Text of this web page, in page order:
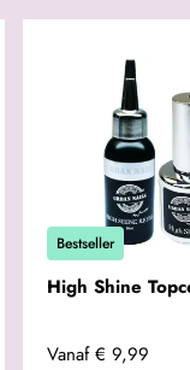
Bestseller
High Shine
Vanaf € 9,99